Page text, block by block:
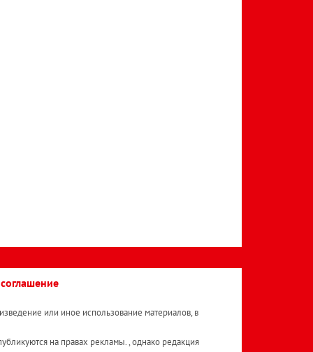
или иное использование материалов, в
на правах рекламы. , однако редакция